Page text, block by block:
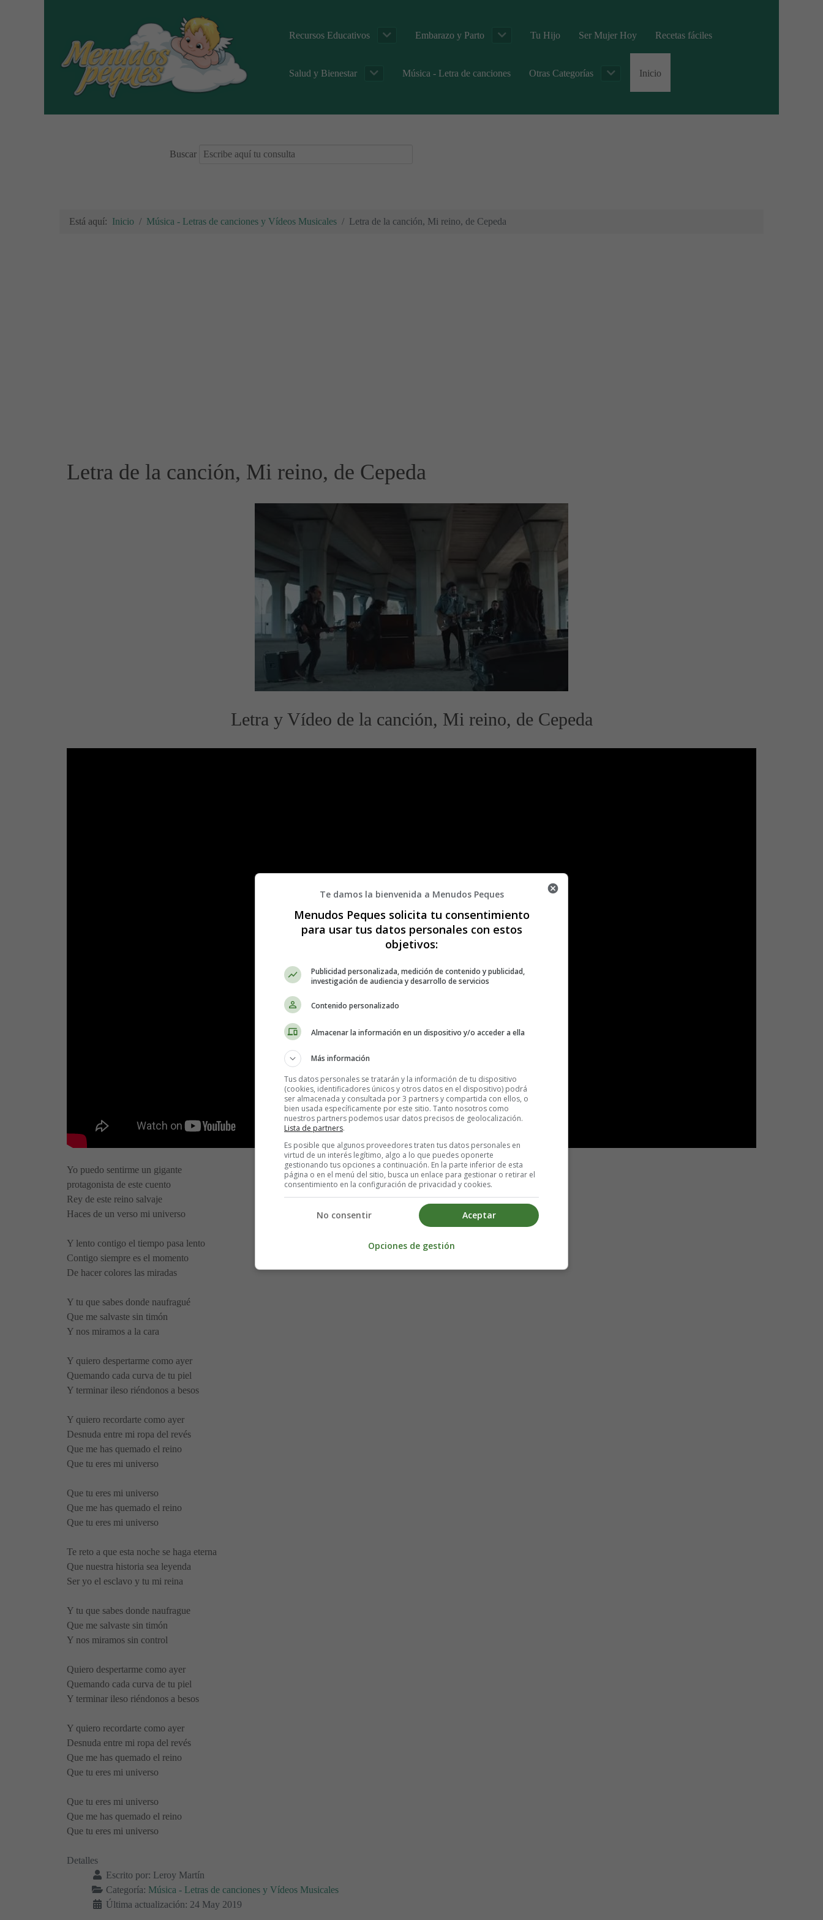
Recursos Educativos Embarazo y Parto Tu Hijo Ser Mujer Hoy Recetas fáciles
Salud y Bienestar Música - Letra de canciones Otras Categorías Inicio
Buscar
Está aquí: Inicio Música - Letras de canciones y Vídeos Musicales Letra de la canción, Mi reino, de Cepeda
Letra de la canción, Mi reino, de Cepeda
Letra y Vídeo de la canción, Mi reino, de Cepeda
Yo puedo sentirme un gigante
protagonista de este cuento
Rey de este reino salvaje
Haces de un verso mi universo
Y lento contigo el tiempo pasa lento
Contigo siempre es el momento
De hacer colores las miradas
Y tu que sabes donde naufragué
Que me salvaste sin timón
Y nos miramos a la cara
Y quiero despertarme como ayer
Quemando cada curva de tu piel
Y terminar ileso riéndonos a besos
Y quiero recordarte como ayer
Desnuda entre mi ropa del revés
Que me has quemado el reino
Que tu eres mi universo
Que tu eres mi universo
Que me has quemado el reino
Que tu eres mi universo
Te reto a que esta noche se haga eterna
Que nuestra historia sea leyenda
Ser yo el esclavo y tu mi reina
Y tu que sabes donde naufrague
Que me salvaste sin timón
Y nos miramos sin control
Quiero despertarme como ayer
Quemando cada curva de tu piel
Y terminar ileso riéndonos a besos
Y quiero recordarte como ayer
Desnuda entre mi ropa del revés
Que me has quemado el reino
Que tu eres mi universo
Que tu eres mi universo
Que me has quemado el reino
Que tu eres mi universo
Detalles
Escrito por: Leroy Martín
Categoría: Música - Letras de canciones y Vídeos Musicales
Última actualización: 24 May 2019
Te damos la bienvenida a Menudos Peques
Menudos Peques solicita tu consentimiento
para usar tus datos personales con estos
objetivos:
Publicidad personalizada, medición de contenido y publicidad,
investigación de audiencia y desarrollo de servicios
Contenido personalizado
Almacenar la información en un dispositivo y/o acceder a ella
Más información
Tus datos personales se tratarán y la información de tu dispositivo
(cookies, identificadores únicos y otros datos en el dispositivo) podrá
ser almacenada y consultada por 3 partners y compartida con ellos, o
bien usada específicamente por este sitio. Tanto nosotros como
nuestros partners podemos usar datos precisos de geolocalización.
Lista de partners.
Es posible que algunos proveedores traten tus datos personales en
virtud de un interés legítimo, algo a lo que puedes oponerte
gestionando tus opciones a continuación. En la parte inferior de esta
página o en el menú del sitio, busca un enlace para gestionar o retirar el
consentimiento en la configuración de privacidad y cookies.
Aceptar
No consentir
Opciones de gestión